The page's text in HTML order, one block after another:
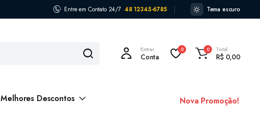
Entre em Contato 24/7 48 12345-6785 Tema escuro
Entrar
Conta
0 0 Total
R$0,00
Melhores Descontos Nova Promoção!